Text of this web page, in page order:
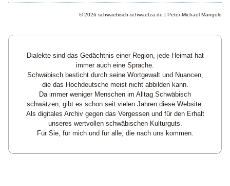
© 2026 schwaebisch-schwaetza.de | Peter-Michael Mangold
Dialekte sind das Gedächtnis einer Region, jede Heimat hat
immer auch eine Sprache.
Schwäbisch besticht durch seine Wortgewalt und Nuancen,
die das Hochdeutsche meist nicht abbilden kann.
Da immer weniger Menschen im Alltag Schwäbisch
schwätzen, gibt es schon seit vielen Jahren diese Website.
Als digitales Archiv gegen das Vergessen und für den Erhalt
unseres wertvollen schwäbischen Kulturguts.
Für Sie, für mich und für alle, die nach uns kommen.